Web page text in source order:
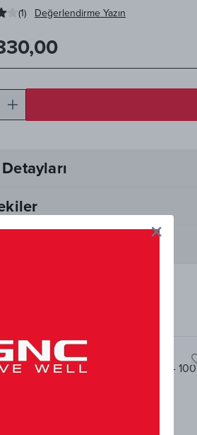
(1) Değerlendirme Yazın
Herbal Plus Rhodiola Extract - 100